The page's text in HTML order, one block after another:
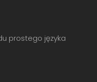
prostego języka